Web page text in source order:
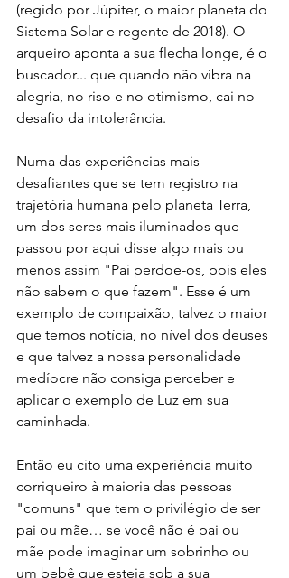
(regido por Júpiter, o maior planeta do
Sistema Solar e regente de 2018). O
arqueiro aponta a sua flecha longe, é o
buscador... que quando não vibra na
alegria, no riso e no otimismo, cai no
desafio da intolerância.
Numa das experiências mais
desafiantes que se tem registro na
trajetória humana pelo planeta Terra,
um dos seres mais iluminados que
passou por aqui disse algo mais ou
menos assim "Pai perdoe-os, pois eles
não sabem o que fazem". Esse é um
exemplo de compaixão, talvez o maior
que temos notícia, no nível dos deuses
e que talvez a nossa personalidade
medíocre não consiga perceber e
aplicar o exemplo de Luz em sua
caminhada.
Então eu cito uma experiência muito
corriqueiro à maioria das pessoas
"comuns" que tem o privilégio de ser
pai ou mãe… se você não é pai ou
mãe pode imaginar um sobrinho ou
um bebê que esteja sob a sua